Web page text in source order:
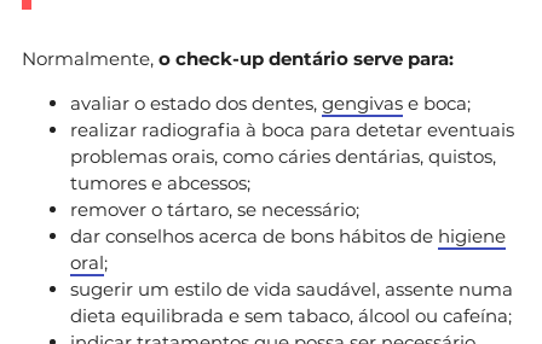
Normalmente, o check-up dentário serve para:
avaliar o estado dos dentes, gengivas e boca;
realizar radiografia à boca para detetar eventuais
problemas orais, como cáries dentárias, quistos,
tumores e abcessos;
remover o tártaro, se necessário;
dar conselhos acerca de bons hábitos de higiene
oral;
sugerir um estilo de vida saudável, assente numa
dieta equilibrada e sem tabaco, álcool ou cafeína;